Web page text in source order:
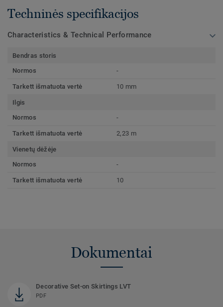
Techninės specifikacijos
Characteristics & Technical Performance
Bendras storis
Normos
-
Tarkett išmatuota vertė 10 mm
Ilgis
Normos
-
Tarkett išmatuota vertė 2,23 m
Vienetų dėžėje
Normos
-
Tarkett išmatuota vertė 10
Dokumentai
Decorative Set-on Skirtings LVT
PDF